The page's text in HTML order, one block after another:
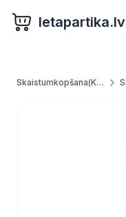
letapartika.lv
Skaistumkopšana(Kosmētika) un higēna